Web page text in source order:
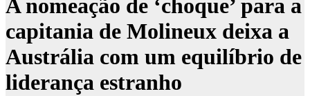
A nomeação de ‘choque’ para a
capitania de Molineux deixa a
Austrália com um equilíbrio de
liderança estranho